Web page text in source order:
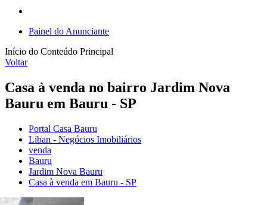
Painel do Anunciante
Início do Conteúdo Principal
Voltar
Casa à venda no bairro Jardim Nova
Bauru em Bauru - SP
Portal Casa Bauru
Liban - Negócios Imobiliários
venda
Bauru
Jardim Nova Bauru
Casa à venda em Bauru - SP